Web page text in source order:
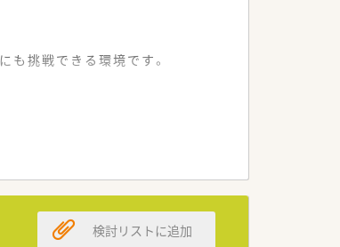
挑戦できる環境です。
クセス環境です。
舗となります。
とができます。
の急募案件となります。
歓迎しております。
な方を求めています。
検討リストに追加